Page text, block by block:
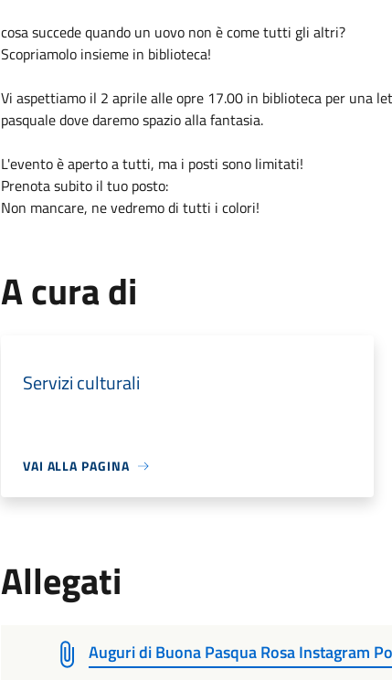
cosa succede quando un uovo non è come tutti gli altri?
Scopriamolo insieme in biblioteca!
Vi aspettiamo il 2 aprile alle opre 17.00 in biblioteca per una
pasquale dove daremo spazio alla fantasia.
L'evento è aperto a tutti, ma i posti sono limitati!
Prenota subito il tuo posto:
Non mancare, ne vedremo di tutti i colori!
A cura di
Servizi culturali
VAI ALLA PAGINA
Allegati
Auguri di Buona Pasqua Rosa Instagram